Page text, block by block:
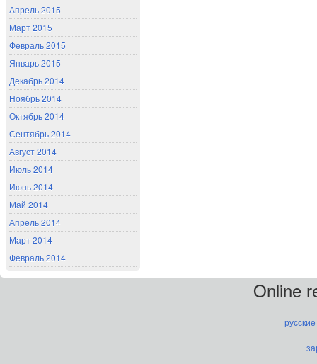
Апрель 2015
Март 2015
Февраль 2015
Январь 2015
Декабрь 2014
Ноябрь 2014
Октябрь 2014
Сентябрь 2014
Август 2014
Июль 2014
Июнь 2014
Май 2014
Апрель 2014
Март 2014
Февраль 2014
Online